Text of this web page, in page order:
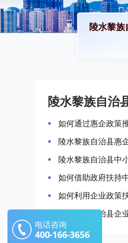
陵水黎
陵水黎族自治
如何通过惠企政策
陵水黎族自治县惠
陵水黎族自治县中
如何借助政府扶持
如何利用企业政策
陵水黎族自治县
电话咨询
400-166-3656